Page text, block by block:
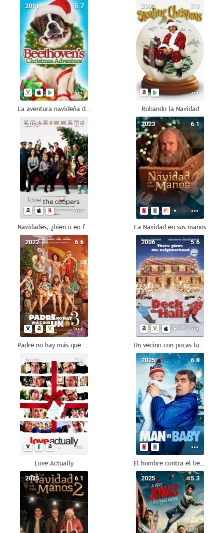
5.7
2011
La aventura navideña de Beethoven
7.0
2003
Robando la Navidad
6.1
2015
Navidades, ¿bien o en familia?
6.1
2023
La Navidad en sus manos
6.6
2022
Padre no hay más que uno 3
5.6
2006
Un vecino con pocas luces
7.4
2003
Love Actually
6.8
2025
El hombre contra el bebé
6.1
2025 5.3
2025